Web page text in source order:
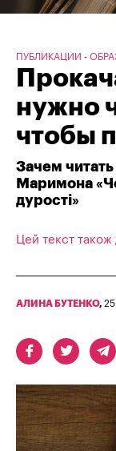
ПУБЛИКАЦИИ
нужно
чтобы
Зачем
Маримона
дурості»
Цей текст
АЛИНА БУТЕНКО,